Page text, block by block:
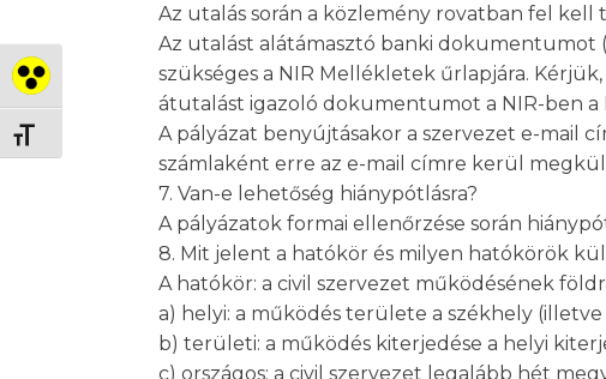
Nagy kontraszt váltása
Betűméret váltása
Az utalás során a közlemény rovatban fel kell
Az utalást alátámasztó banki dokumentumot
szükséges a NIR Mellékletek űrlapjára.
átutalást igazoló dokumentumot a NIR-ben
A pályázat benyújtásakor a szervezet e-mail
számlaként erre az e-mail címre kerül
7. Van-e lehetőség hiánypótlásra?
A pályázatok formai ellenőrzése során
8. Mit jelent a hatókör és milyen hatókörök
A hatókör: a civil szervezet működésének
a) helyi: a működés területe a székhely
b) területi: a működés kiterjedése a helyi
c) országos: a civil szervezet legalább hét